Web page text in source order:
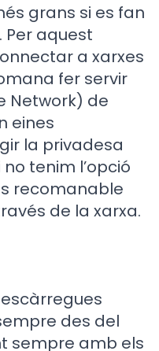
grans si es fan
Per aquest
a xarxes
fer servir
Network) de
eines
la privadesa
no tenim l’opció
recomanable
de la xarxa.
des del
sempre amb els